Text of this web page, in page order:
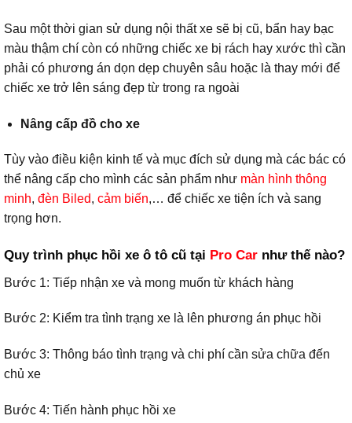
Sau một thời gian sử dụng nội thất xe sẽ bị cũ, bẩn hay bạc
màu thậm chí còn có những chiếc xe bị rách hay xước thì cần
phải có phương án dọn dẹp chuyên sâu hoặc là thay mới để
chiếc xe trở lên sáng đẹp từ trong ra ngoài
Nâng cấp đồ cho xe
Tùy vào điều kiện kinh tế và mục đích sử dụng mà các bác có
thể nâng cấp cho mình các sản phẩm như màn hình thông
minh, đèn Biled, cảm biến,… để chiếc xe tiện ích và sang
trọng hơn.
Quy trình phục hồi xe ô tô cũ tại Pro Car như thế nào?
Bước 1: Tiếp nhận xe và mong muốn từ khách hàng
Bước 2: Kiểm tra tình trạng xe là lên phương án phục hồi
Bước 3: Thông báo tình trạng và chi phí cần sửa chữa đến
chủ xe
Bước 4: Tiến hành phục hồi xe